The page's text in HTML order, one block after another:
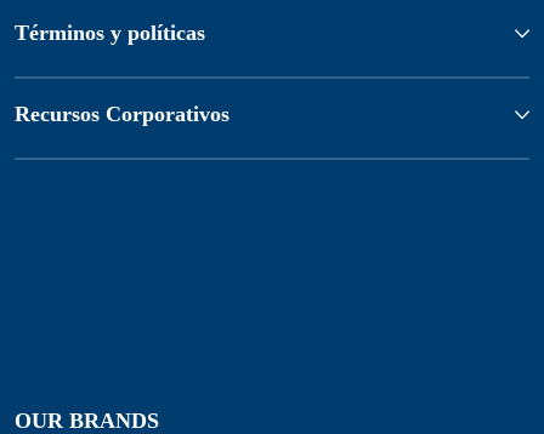
Términos y políticas
Recursos Corporativos
OUR BRANDS